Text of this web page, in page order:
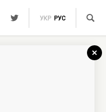
УКР РУС